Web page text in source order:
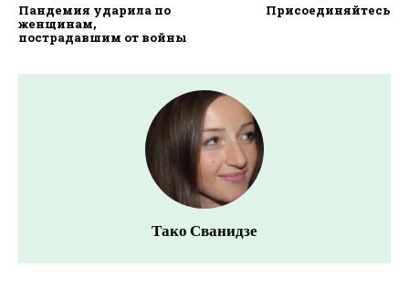
Пандемия ударила по
женщинам,
пострадавшим от войны
Присоединяйтесь
Тако Сванидзе